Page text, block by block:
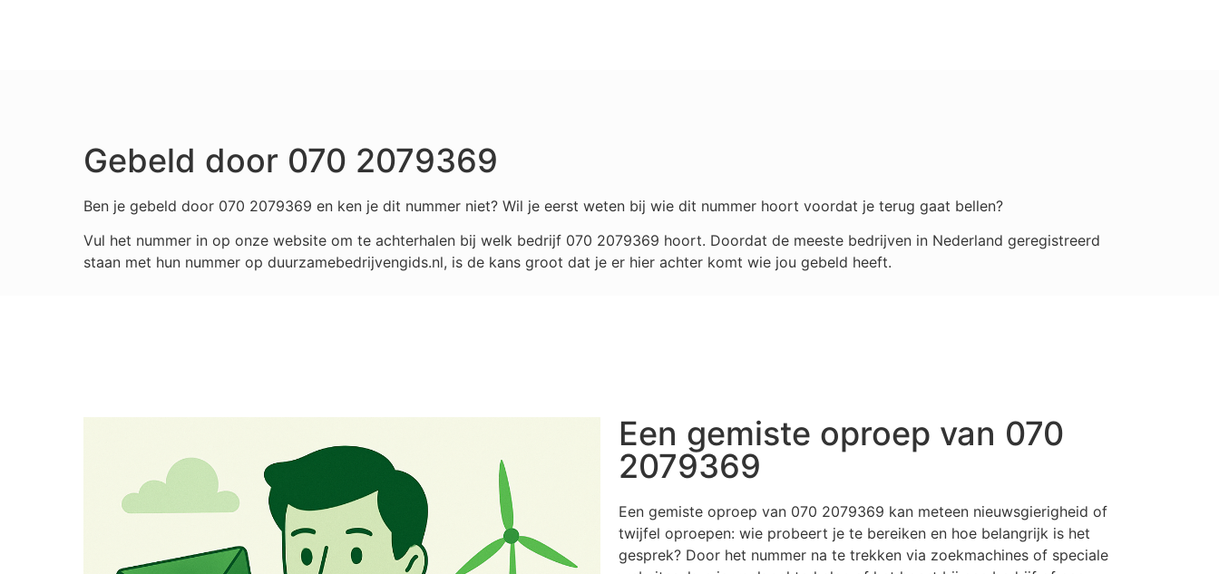
Gebeld door 070 2079369
Ben je gebeld door 070 2079369 en ken je dit nummer niet? Wil je eerst weten bij wie dit nummer hoort voordat je terug gaat bellen?
Vul het nummer in op onze website om te achterhalen bij welk bedrijf 070 2079369 hoort. Doordat de meeste bedrijven in Nederland geregistreerd
staan met hun nummer op duurzamebedrijvengids.nl, is de kans groot dat je er hier achter komt wie jou gebeld heeft.
Een gemiste oproep van 070
2079369
Een gemiste oproep van 070 2079369 kan meteen nieuwsgierigheid of
twijfel oproepen: wie probeert je te bereiken en hoe belangrijk is het
gesprek? Door het nummer na te trekken via zoekmachines of speciale